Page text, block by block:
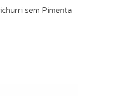
sem Pimenta